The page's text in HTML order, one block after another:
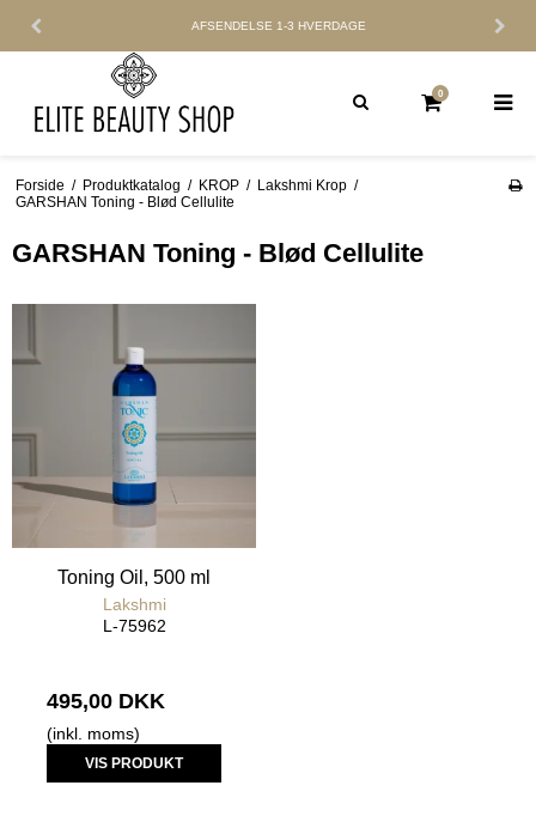
AFSENDELSE 1-3 HVERDAGE
0
Forside / Produktkatalog / KROP / Lakshmi Krop /
GARSHAN Toning - Blød Cellulite
GARSHAN Toning - Blød Cellulite
Toning Oil, 500 ml
Lakshmi
L-75962
495,00 DKK
(inkl. moms)
VIS PRODUKT